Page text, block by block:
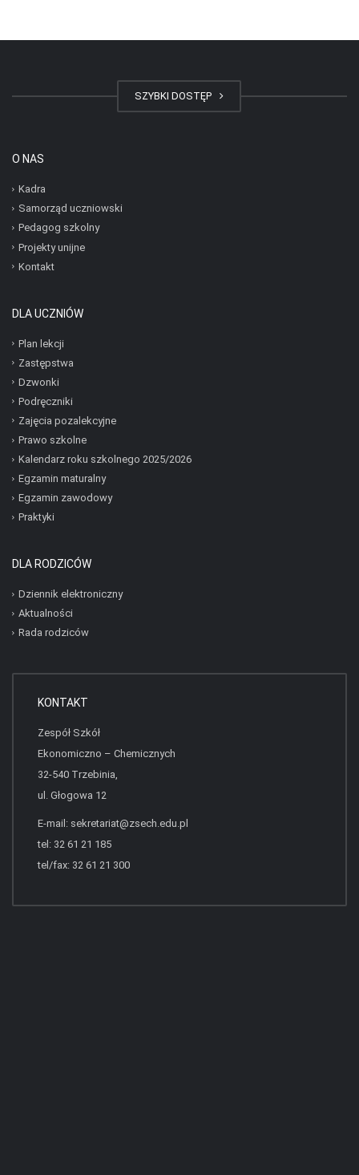
SZYBKI DOSTĘP
O NAS
Kadra
Samorząd uczniowski
Pedagog szkolny
Projekty unijne
Kontakt
DLA UCZNIÓW
Plan lekcji
Zastępstwa
Dzwonki
Podręczniki
Zajęcia pozalekcyjne
Prawo szkolne
Kalendarz roku szkolnego 2025/2026
Egzamin maturalny
Egzamin zawodowy
Praktyki
DLA RODZICÓW
Dziennik elektroniczny
Aktualności
Rada rodziców
KONTAKT
Zespół Szkół
Ekonomiczno – Chemicznych
32-540 Trzebinia,
ul. Głogowa 12
E-mail: sekretariat@zsech.edu.pl
tel: 32 61 21 185
tel/fax: 32 61 21 300